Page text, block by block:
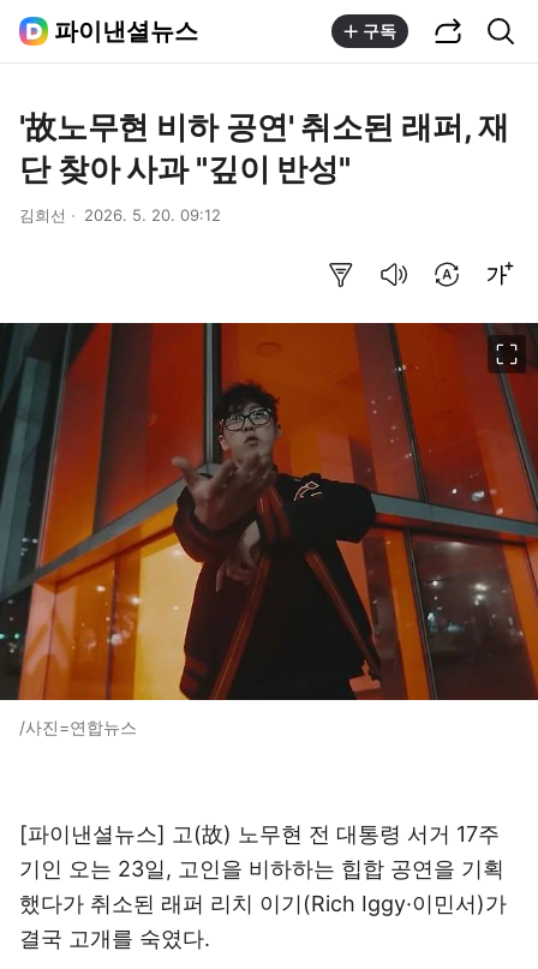
파이낸셜뉴스 구독
'故노무현 비하 공연' 취소된 래퍼, 재
단 찾아 사과 "깊이 반성"
김희선 2026. 5. 20. 09:12
/사진=연합뉴스
[파이낸셜뉴스] 고(故) 노무현 전 대통령 서거 17주
기인 오는 23일, 고인을 비하하는 힙합 공연을 기획
했다가 취소된 래퍼 리치 이기(Rich Iggy·이민서)가
결국 고개를 숙였다.